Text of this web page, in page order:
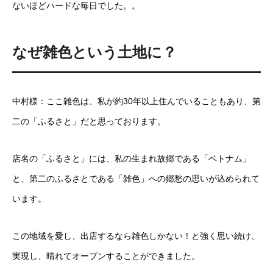
ないほどハードな毎日でした。。
なぜ雑色という土地に？
中村様：ここ雑色は、私が約30年以上住んでいることもあり、第
二の「ふるさと」だと思っております。
店名の「ふるさと」には、私の生まれ故郷である「ベトナム」
と、第二のふるさとである「雑色」への郷愁の思いが込められて
います。
この地域を愛し、出店するなら雑色しかない！と強く思い続け、
実現し、晴れてオープンすることができました。